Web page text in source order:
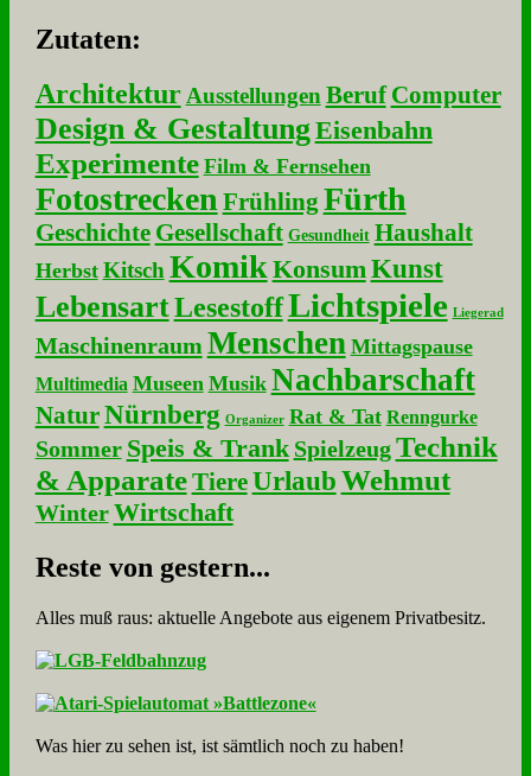
Zu­ta­ten:
Architektur Ausstellungen Beruf Computer
Design & GestaltungEisenbahn
Experimente Film & Fernsehen
Fotostrecken Frühling Fürth
Geschichte Gesellschaft Gesundheit Haushalt
Herbst Kitsch KomikKonsumKunst
LebensartLesestoffLichtspiele Liegerad
Maschinenraum Menschen Mittagspause
Multimedia Museen Musik Nachbarschaft
NaturNürnberg Organizer Rat & Tat Renngurke
Sommer Speis & Trank Spielzeug Technik
& Apparate Tiere UrlaubWehmut
Winter Wirtschaft
Re­ste von ge­stern...
Alles muß raus: aktuelle An­ge­bo­te aus eigenem Privatbesitz.
Was hier zu sehen ist, ist sämt­lich noch zu haben!